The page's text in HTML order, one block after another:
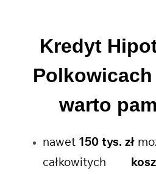
Kredyt
Polkowicach
warto
nawet 150 tys. zł
całkowitych